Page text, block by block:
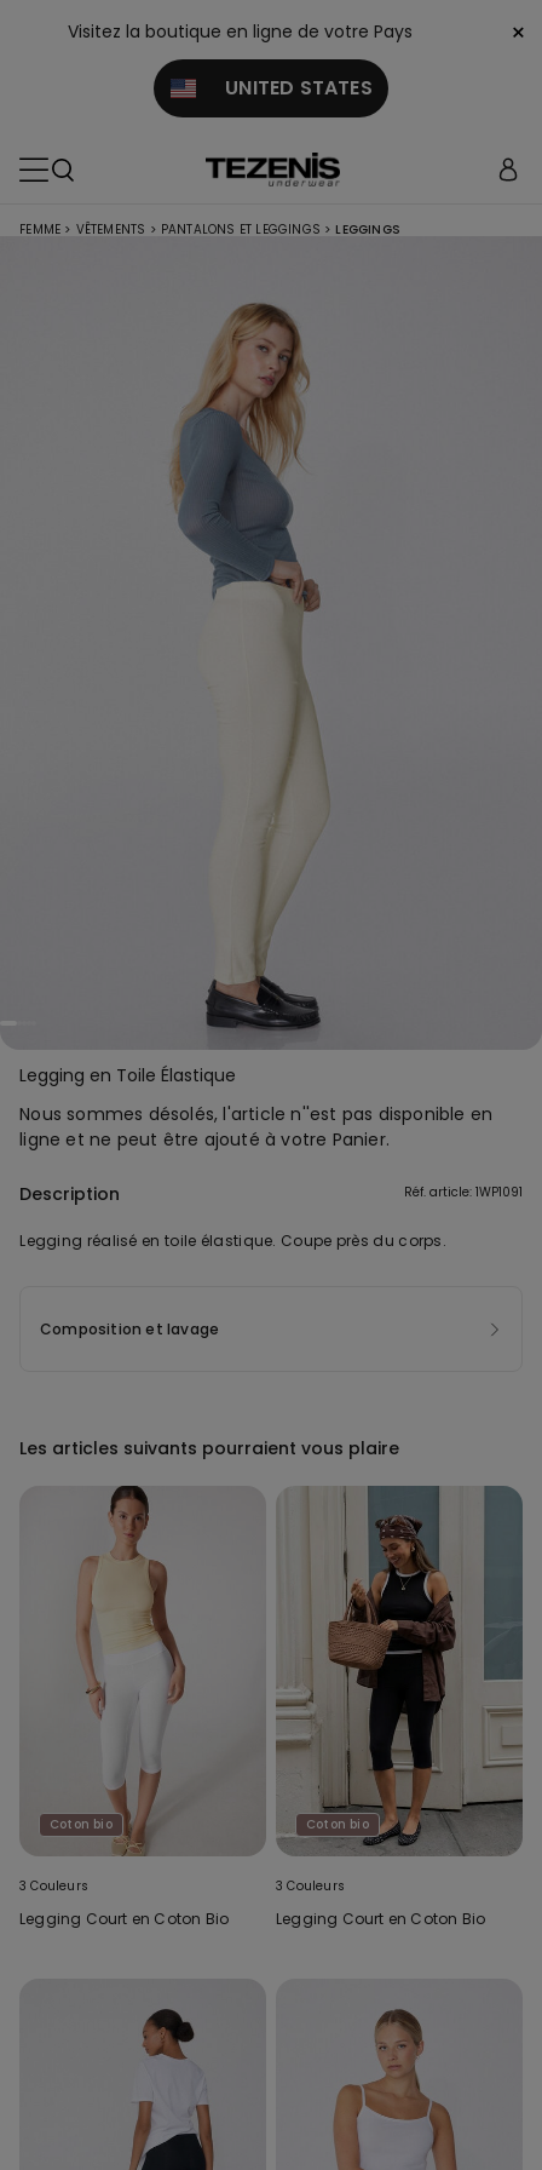
Visitez la boutique en ligne de votre Pays
UNITED STATES
×
FEMME > VÊTEMENTS > PANTALONS ET LEGGINGS > LEGGINGS
Legging en Toile Élastique
Nous sommes désolés, l'article n''est pas disponible en
ligne et ne peut être ajouté à votre Panier.
Description Réf. article: 1WP1091
Legging réalisé en toile élastique. Coupe près du corps.
Composition et lavage
Les articles suivants pourraient vous plaire
Coton bio
3 Couleurs
Legging Court en Coton Bio
Coton bio
3 Couleurs
Legging Court en Coton Bio